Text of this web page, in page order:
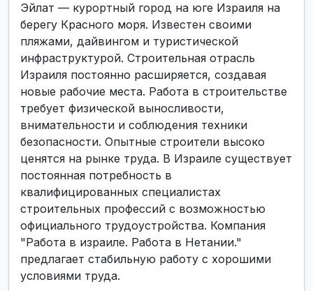
Эйлат — курортный город на юге Израиля на
берегу Красного моря. Известен своими
пляжами, дайвингом и туристической
инфраструктурой. Строительная отрасль
Израиля постоянно расширяется, создавая
новые рабочие места. Работа в строительстве
требует физической выносливости,
внимательности и соблюдения техники
безопасности. Опытные строители высоко
ценятся на рынке труда. В Израиле существует
постоянная потребность в
квалифицированных специалистах
строительных профессий с возможностью
официального трудоустройства. Компания
"Работа в израиле. Работа в Нетании."
предлагает стабильную работу с хорошими
условиями труда.